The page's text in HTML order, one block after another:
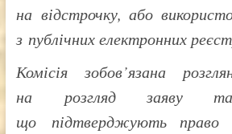
на відстрочку, або
з публічних електронних
Комісія зобов’язана
на розгляд заяву та
що підтверджують право